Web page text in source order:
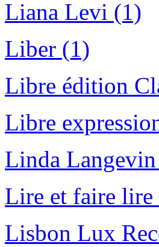
Liana Levi (1)
Liber (1)
Libre édition
Libre
Linda
Lire et faire lire
Lisbon Lux